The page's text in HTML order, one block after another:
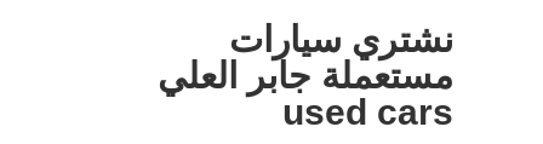
نشتري سيارات
مستعملة جابر العلي
used cars